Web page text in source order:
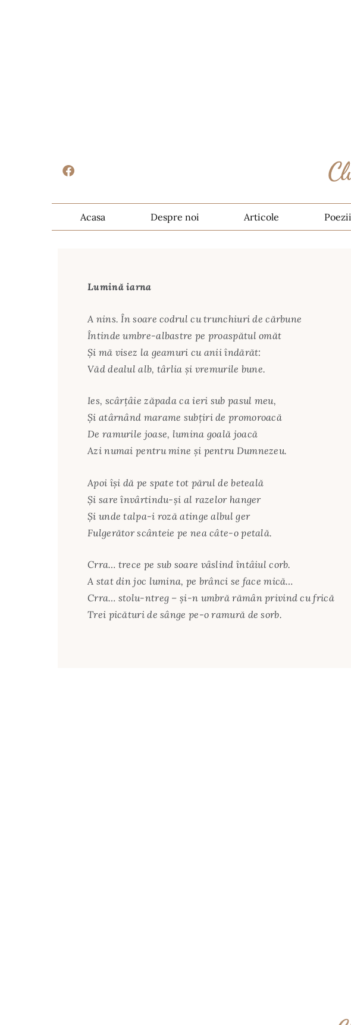
Acasa Despre noi Articole Poezii
Lumină iarna
A nins. În soare codrul cu trunchiuri de cărbune
Întinde umbre-albastre pe proaspătul omăt
Și mă visez la geamuri cu anii îndărăt:
Văd dealul alb, târlia și vremurile bune.
Ies, scârțâie zăpada ca ieri sub pasul meu,
Și atârnând marame subțiri de promoroacă
De ramurile joase, lumina goală joacă
Azi numai pentru mine și pentru Dumnezeu.
Apoi își dă pe spate tot părul de beteală
Și sare învârtindu-și al razelor hanger
Și unde talpa-i roză atinge albul ger
Fulgerător scânteie pe nea câte-o petală.
Crra… trece pe sub soare vâslind întâiul corb.
A stat din joc lumina, pe brânci se face mică…
Crra… stolu-ntreg – și-n umbră rămân privind cu frică
Trei picături de sânge pe-o ramură de sorb.